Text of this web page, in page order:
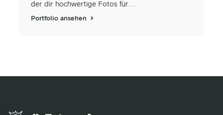
der dir hochwertige Fotos für...
Portfolio ansehen